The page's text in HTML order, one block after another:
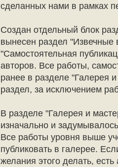
сделанных нами в рамках
Создан отдельный блок
вынесен раздел "Извечные
"Самостоятельная
авторов. Все работы,
ранее в разделе "Галерея
раздел, за исключением
В разделе "Галерея и
изначально и
Все работы уровня выше
публиковать в галерее.
желания этого делать,